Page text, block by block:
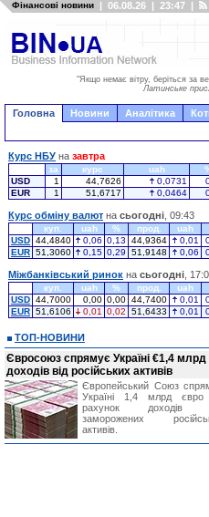
Фінансові новини | 06.08.26 | 23:47 |
"Якщо немає вітру, беріться за
Латинське
Головна Новини Аналітика
Курс НБУ на завтра
за курс uah
USD
1 44,7626 0,0731
EUR
1 51,6717 0,0464
Курс обміну валют на сьогодні , 09:43
куп. uah % прод. uah
USD 44,4840 0,06 0,13 44,9364 0,01
EUR 51,3060 0,15 0,29 51,9148 0,06
Міжбанківський ринок на сьогодні ,
куп. uah % прод. uah
USD 44,7000 0,00 0,00 44,7400 0,01
EUR 51,6106 0,01 0,02 51,6433 0,01
ТОП-НОВИНИ
Євросоюз спрямує Україні €1,4 млрд
доходів від російських активів
Європейський Союз
Україні 1,4 млрд євро
рахунок доходів
заморожених
активів.